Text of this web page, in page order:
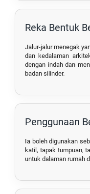
Reka Bentuk
Jalur-jalur menegak
dan kedalaman
dengan indah dan
badan silinder.
Penggunaan
Ia boleh digunakan
katil, tapak tumpuan,
untuk dalaman rumah